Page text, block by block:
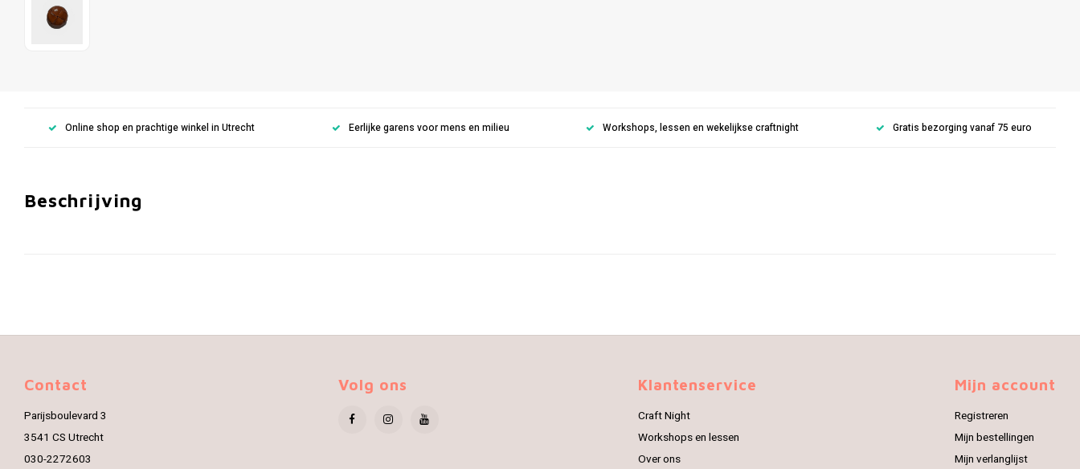
Online shop en prachtige winkel in Utrecht Eerlijke garens voor mens en milieu Workshops, lessen en wekelijkse craftnight Gratis bezorging vanaf 75 euro
Beschrijving
Contact
Parijsboulevard 3
3541 CS Utrecht
030-2272603
Volg ons Klantenservice
Craft Night
Workshops en lessen
Over ons
Mijn account
Registreren
Mijn bestellingen
Mijn verlanglijst